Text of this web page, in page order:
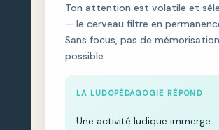
Ton attention est volatile et
— le cerveau filtre en
Sans focus, pas de mémorisation
possible.
LA LUDOPÉDAGOGIE RÉPOND
Une activité ludique immerge